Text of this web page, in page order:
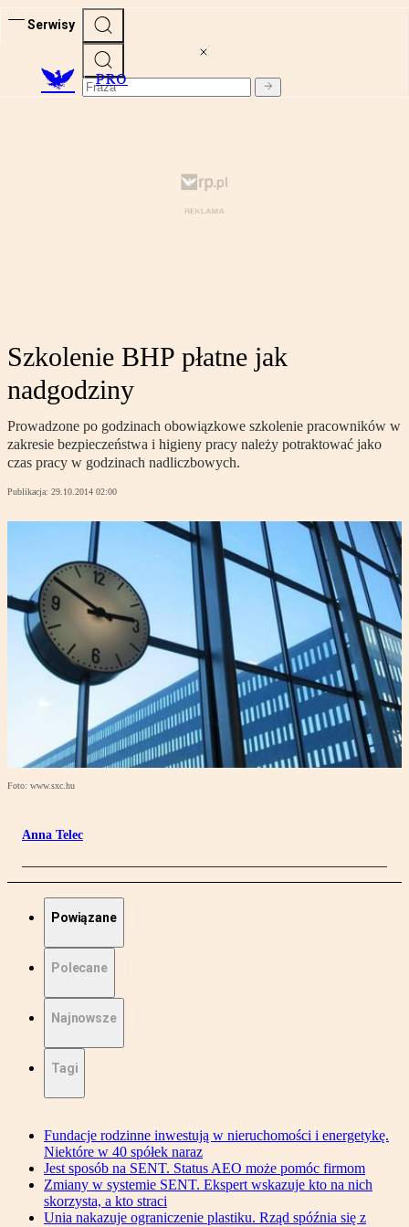
Serwisy
PRO
Szkolenie BHP płatne jak
nadgodziny
Prowadzone po godzinach obowiązkowe szkolenie pracowników w
zakresie bezpieczeństwa i higieny pracy należy potraktować jako
czas pracy w godzinach nadliczbowych.
Publikacja: 29.10.2014 02:00
Foto: www.sxc.hu
Anna Telec
Powiązane
Polecane
Najnowsze
Tagi
Fundacje rodzinne inwestują w nieruchomości i energetykę.
Niektóre w 40 spółek naraz
Jest sposób na SENT. Status AEO może pomóc firmom
Zmiany w systemie SENT. Ekspert wskazuje kto na nich
skorzysta, a kto straci
Unia nakazuje ograniczenie plastiku. Rząd spóźnia się z